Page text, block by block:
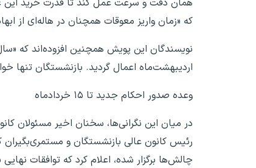
که «زمان واریز معوقات همچنان در هاله‌ای از
نویسندگان این پویش همچنین افزوده‌اند که
اردیبهشت‌ماه اعمال گردید. بازنشستگان تنها
وعده صدور احکام جدید تا ۱۵ خردادماه
در میان این نگرانی‌ها، سخنان اخیر مسئولان
رئیس کانون عالی بازنشستگان و
چالش‌ها برگزار شده، اعلام کرد که توافقات